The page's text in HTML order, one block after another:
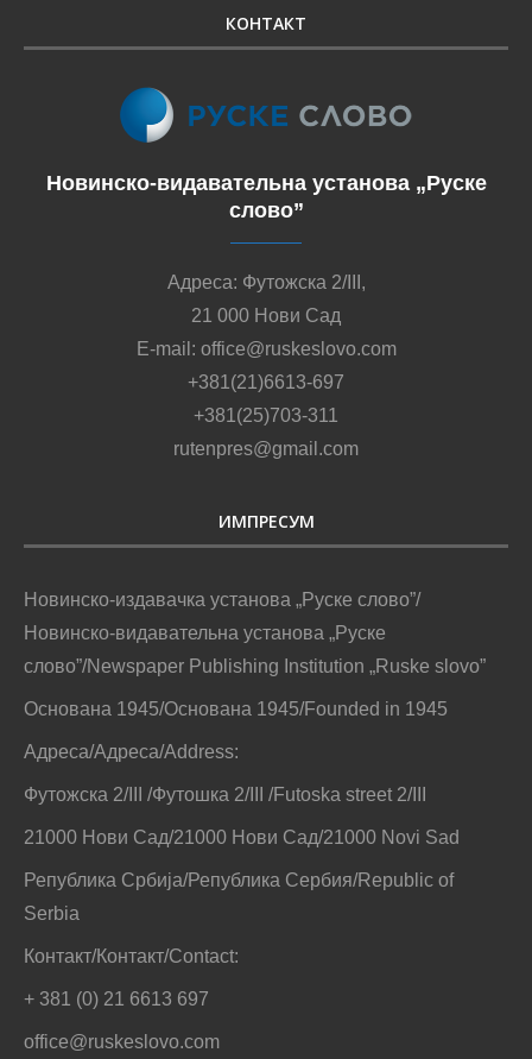
КОНТАКТ
Новинско-видавательна установа „Руске
слово”
Адреса: Футожска 2/III,
21 000 Нови Сад
E-mail: office@ruskeslovo.com
+381(21)6613-697
+381(25)703-311
rutenpres@gmail.com
ИМПРЕСУМ
Новинско-издавачка установа „Руске слово”/
Новинско-видавательна установа „Руске
слово”/Newspaper Publishing Institution „Ruske slovo”
Основана 1945/Основана 1945/Founded in 1945
Адреса/Адреса/Address:
Футожска 2/III /Футошка 2/III /Futoska street 2/III
21000 Нови Сад/21000 Нови Сад/21000 Novi Sad
Република Србија/Република Сербия/Republic of
Serbia
Контакт/Контакт/Contact:
+ 381 (0) 21 6613 697
office@ruskeslovo.com